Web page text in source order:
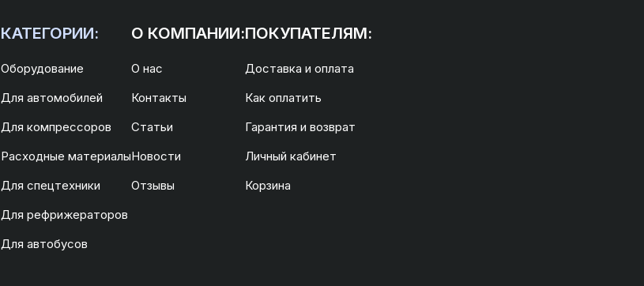
КАТЕГОРИИ:
Оборудование
Для автомобилей
Для компрессоров
Расходные материалы
Для спецтехники
Для рефрижераторов
Для автобусов
О КОМПАНИИ:
О нас
Контакты
Статьи
Новости
Отзывы
ПОКУПАТЕЛЯМ:
Доставка и оплата
Как оплатить
Гарантия и возврат
Личный кабинет
Корзина